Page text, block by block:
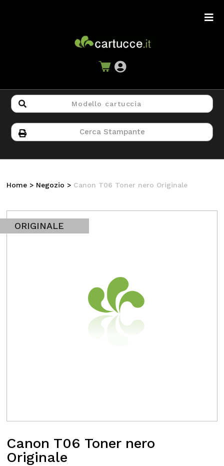
Home > Negozio > Canon T06 Toner nero Originale
ORIGINALE
Canon T06 Toner nero
Originale